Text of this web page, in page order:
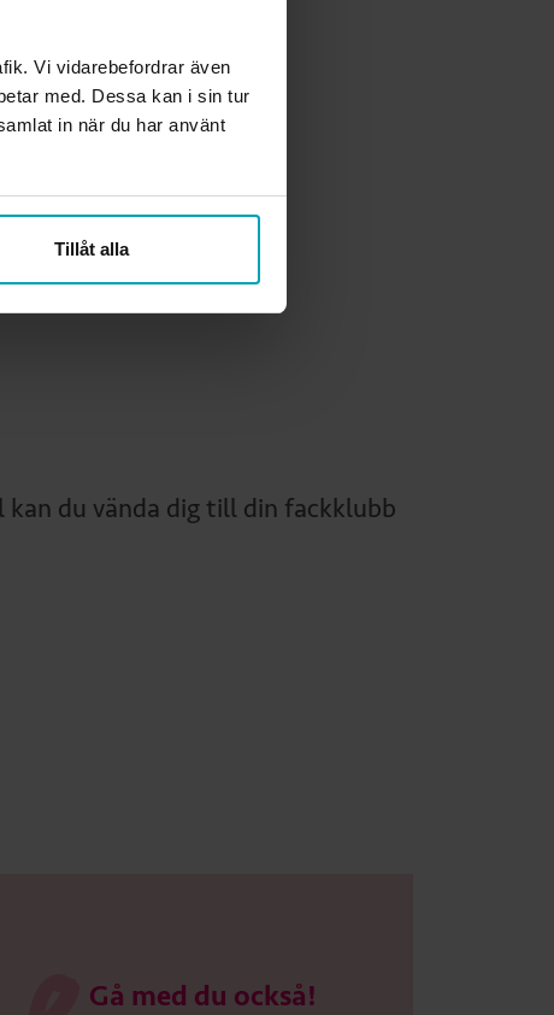
Vi vidarebefordrar även
med. Dessa kan i sin tur
in när du har använt
Tillåt alla
du vända dig till din fackklubb
Gå med du också!